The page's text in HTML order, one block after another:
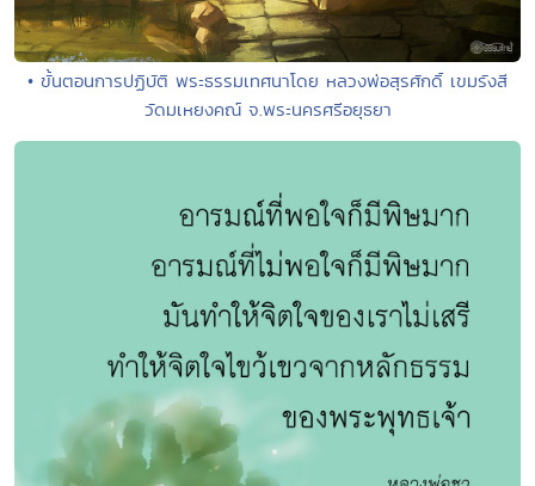
• ขั้นตอนการปฏิบัติ พระธรรมเทศนาโดย หลวงพ่อสุรศักดิ์ เขมรังสี
วัดมเหยงคณ์ จ.พระนครศรีอยุธยา